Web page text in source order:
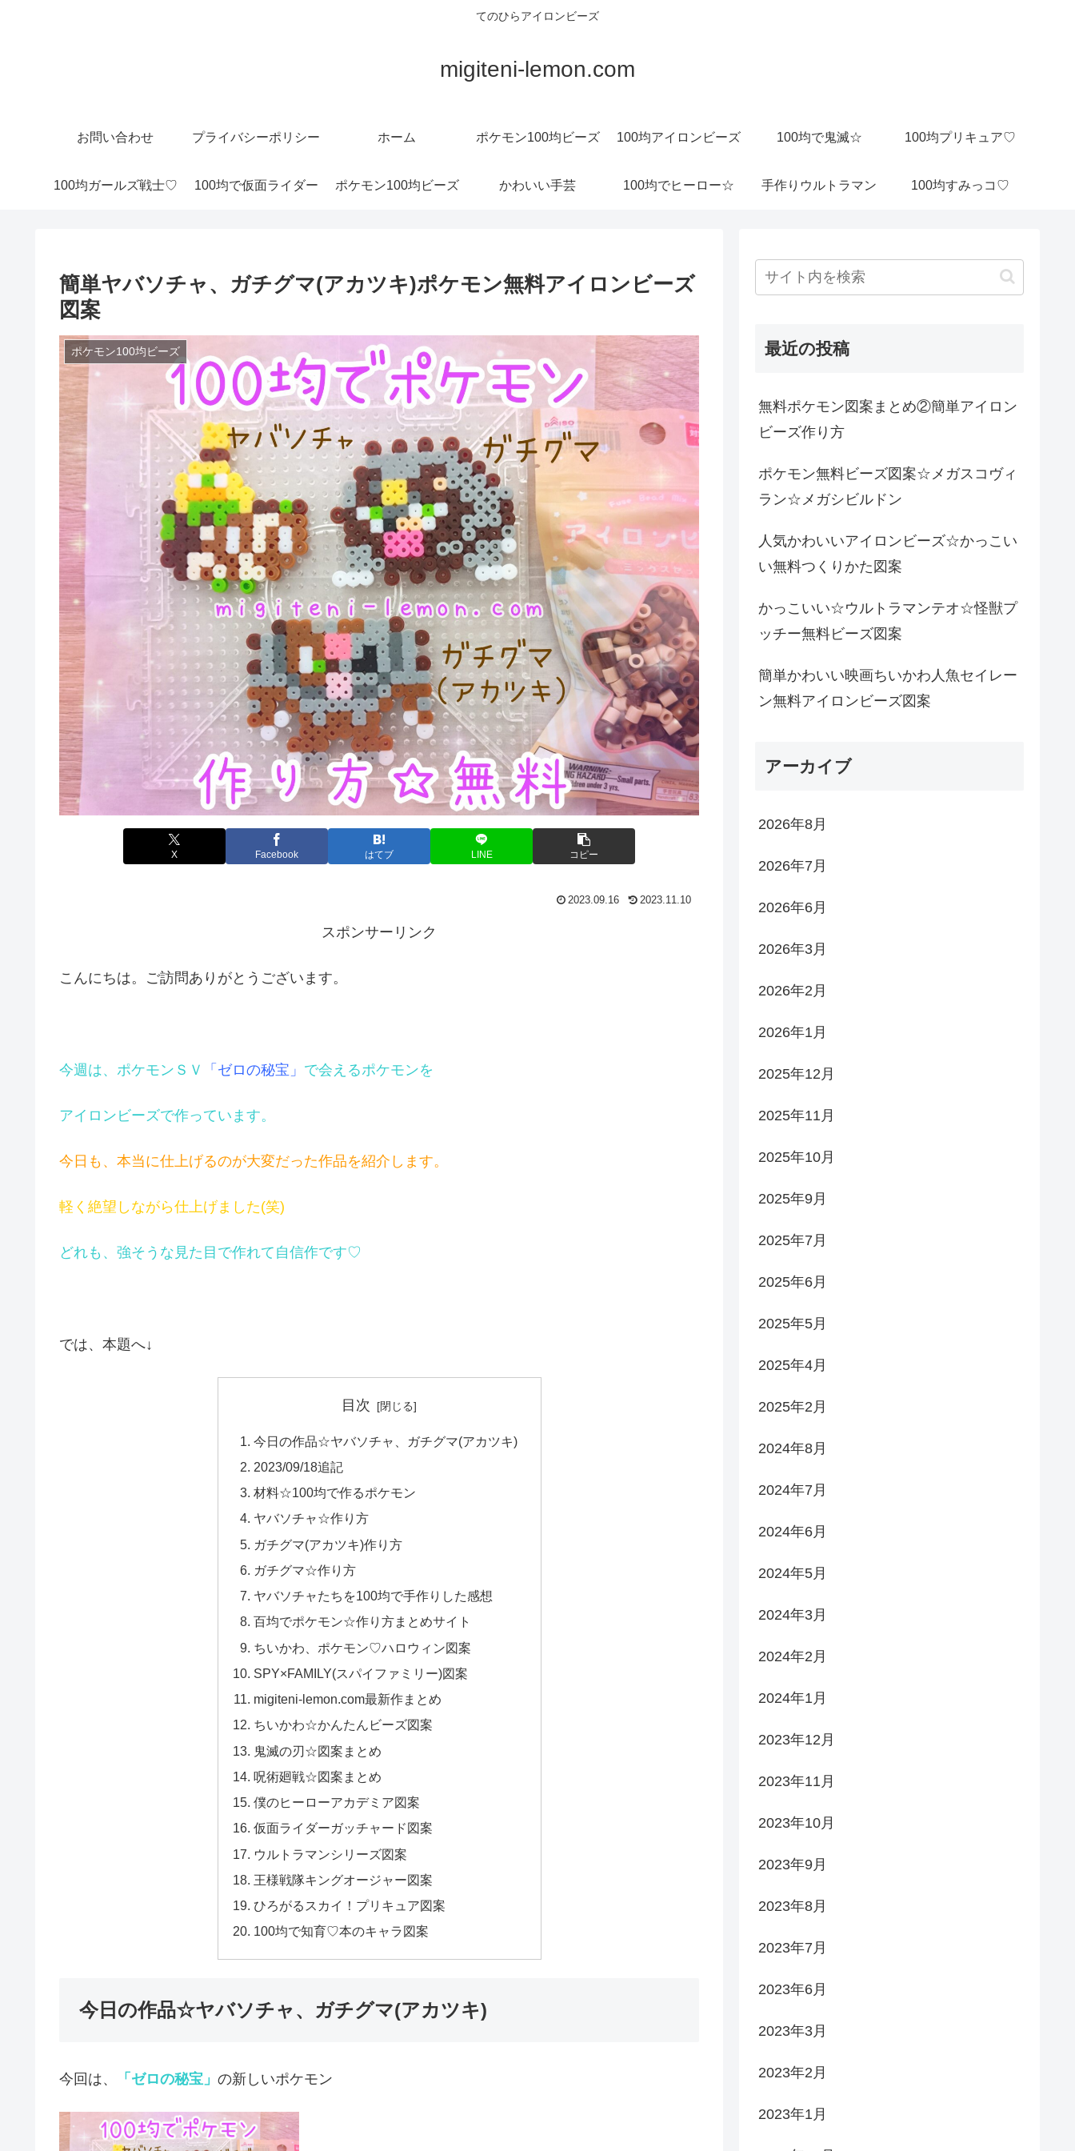
てのひらアイロンビーズ
migiteni-lemon.com
お問い合わせ プライバシーポリシー ホーム ポケモン100均ビーズ 100均アイロンビーズ 100均で鬼滅☆ 100均プリキュア♡
100均ガールズ戦士♡ 100均で仮面ライダー ポケモン100均ビーズ かわいい手芸 100均でヒーロー☆ 手作りウルトラマン 100均すみっコ♡
簡単ヤバソチャ、ガチグマ(アカツキ)ポケモン無料アイロンビーズ
図案
ポケモン100均ビーズ
X Facebook はてブ LINE コピー
2023.09.16 2023.11.10
スポンサーリンク
こんにちは。ご訪問ありがとうございます。
今週は、 ポケモンＳＶ 「ゼロの秘宝」 で会えるポケモンを
アイロンビーズで作っています。
今日も、本当に仕上げるのが大変だった作品を紹介します。
軽く絶望しながら仕上げました(笑)
どれも、強そうな見た目で作れて自信作です♡
では、本題へ↓
目次
今日の作品☆ヤバソチャ、ガチグマ(アカツキ)
2023/09/18追記
材料☆100均で作るポケモン
ヤバソチャ☆作り方
ガチグマ(アカツキ)作り方
ガチグマ☆作り方
ヤバソチャたちを100均で手作りした感想
百均でポケモン☆作り方まとめサイト
ちいかわ、ポケモン♡ハロウィン図案
SPY×FAMILY(スパイファミリー)図案
migiteni-lemon.com最新作まとめ
ちいかわ☆かんたんビーズ図案
鬼滅の刃☆図案まとめ
呪術廻戦☆図案まとめ
僕のヒーローアカデミア図案
仮面ライダーガッチャード図案
ウルトラマンシリーズ図案
王様戦隊キングオージャー図案
ひろがるスカイ！プリキュア図案
100均で知育♡本のキャラ図案
今日の作品☆ヤバソチャ、ガチグマ(アカツキ)
今回は、 「ゼロの秘宝」 の新しいポケモン
最近の投稿
無料ポケモン図案まとめ②簡単アイロン
ビーズ作り方
ポケモン無料ビーズ図案☆メガスコヴィ
ラン☆メガシビルドン
人気かわいいアイロンビーズ☆かっこい
い無料つくりかた図案
かっこいい☆ウルトラマンテオ☆怪獣プ
ッチー無料ビーズ図案
簡単かわいい映画ちいかわ人魚セイレー
ン無料アイロンビーズ図案
アーカイブ
2026年8月
2026年7月
2026年6月
2026年3月
2026年2月
2026年1月
2025年12月
2025年11月
2025年10月
2025年9月
2025年7月
2025年6月
2025年5月
2025年4月
2025年2月
2024年8月
2024年7月
2024年6月
2024年5月
2024年3月
2024年2月
2024年1月
2023年12月
2023年11月
2023年10月
2023年9月
2023年8月
2023年7月
2023年6月
2023年3月
2023年2月
2023年1月